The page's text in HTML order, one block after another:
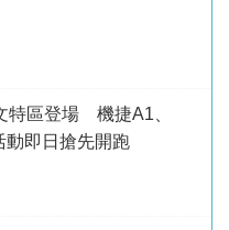
特區登場 機捷A1、
動即日搶先開跑